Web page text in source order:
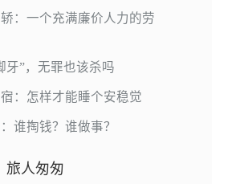
：一个充满廉价人力的劳
牙”，无罪也该杀吗
：怎样才能睡个安稳觉
谁掏钱？谁做事？
旅人匆匆